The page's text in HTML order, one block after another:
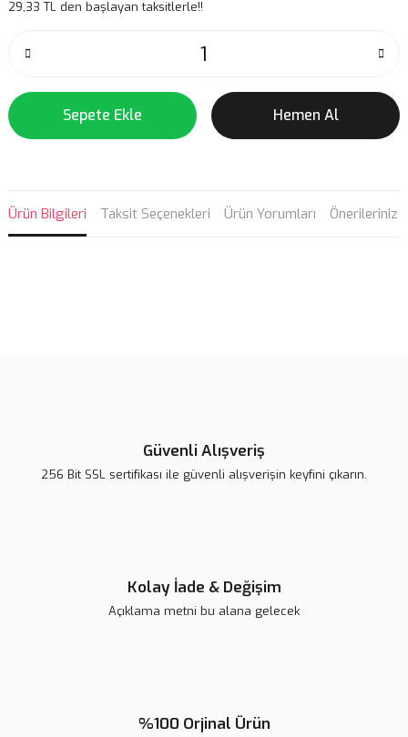
29,33 TL den başlayan taksitlerle!!
Sepete Ekle Hemen Al
Ürün Bilgileri Taksit Seçenekleri Ürün Yorumları Önerileriniz
Güvenli Alışveriş
256 Bit SSL sertifikası ile güvenli alışverişin keyfini çıkarın.
Kolay İade & Değişim
Açıklama metni bu alana gelecek
%100 Orjinal Ürün